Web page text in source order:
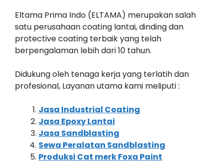
Eltama Prima Indo (ELTAMA) merupakan salah
satu perusahaan coating lantai, dinding dan
protective coating terbaik yang telah
berpengalaman lebih dari 10 tahun.
Didukung oleh tenaga kerja yang terlatih dan
profesional, Layanan utama kami meliputi :
Jasa Industrial Coating
Jasa Epoxy Lantai
Jasa Sandblasting
Sewa Peralatan Sandblasting
Produksi Cat merk Foxa Paint